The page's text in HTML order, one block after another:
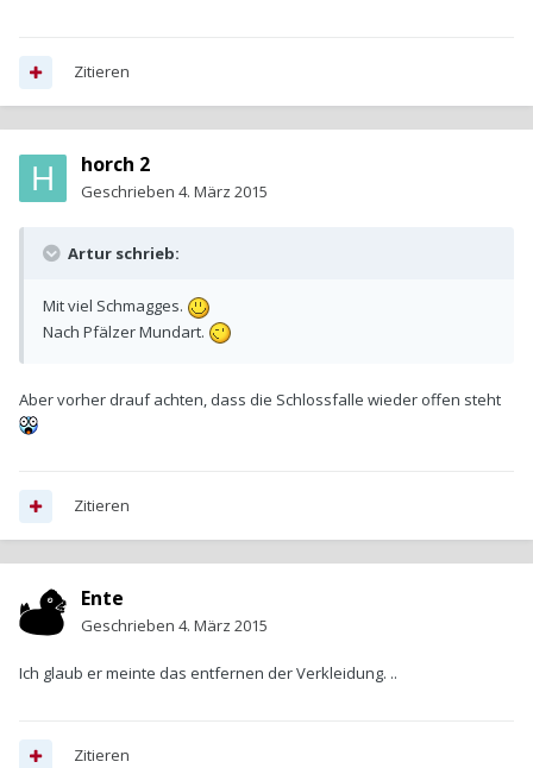
Zitieren
horch 2
Geschrieben 4. März 2015
Artur schrieb:
Mit viel Schmagges.
Nach Pfälzer Mundart.
Aber vorher drauf achten, dass die Schlossfalle wieder offen steht
Zitieren
Ente
Geschrieben 4. März 2015
Ich glaub er meinte das entfernen der Verkleidung. ..
Zitieren